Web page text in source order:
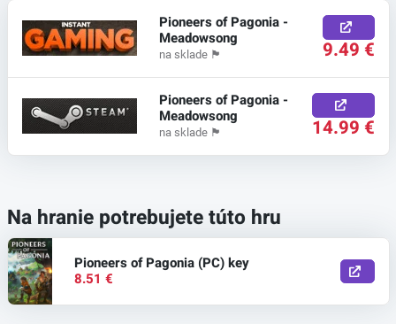
Pioneers of Pagonia -
Meadowsong
na sklade 🏴 9.49 €
Pioneers of Pagonia -
Meadowsong
na sklade 🏴 14.99 €
Na hranie potrebujete túto hru
Pioneers of Pagonia (PC) key
8.51 €